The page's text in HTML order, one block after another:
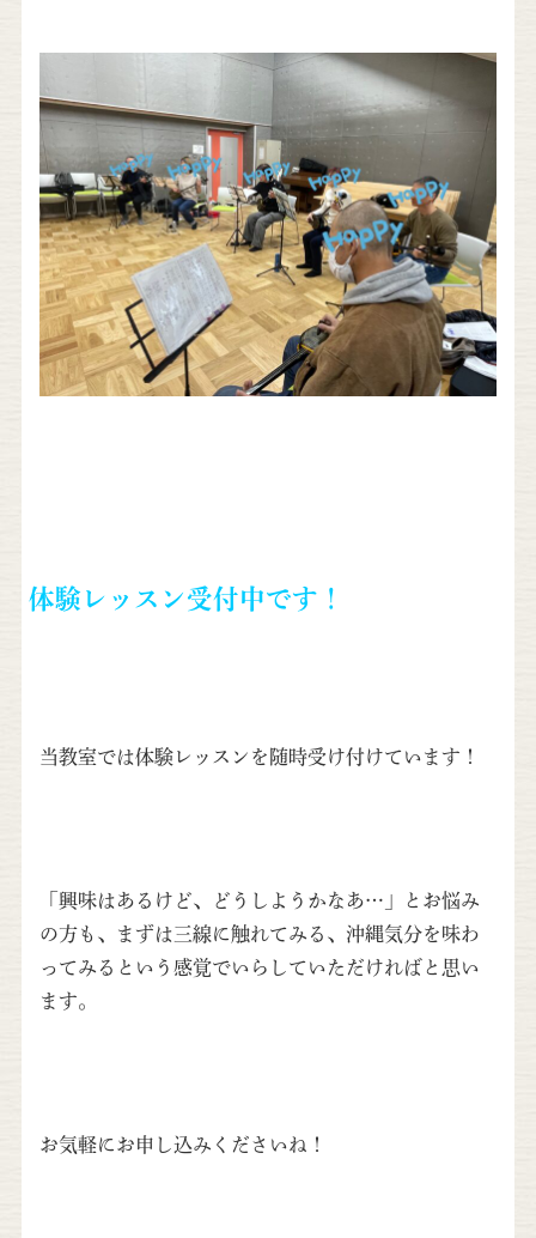
体験レッスン受付中です！
当教室では体験レッスンを随時受け付けています！
「興味はあるけど、どうしようかなあ…」とお悩み
の方も、まずは三線に触れてみる、沖縄気分を味わ
ってみるという感覚でいらしていただければと思い
ます。
お気軽にお申し込みくださいね！